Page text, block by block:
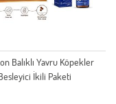
Balıklı Yavru Köpekler
İkili Paketi